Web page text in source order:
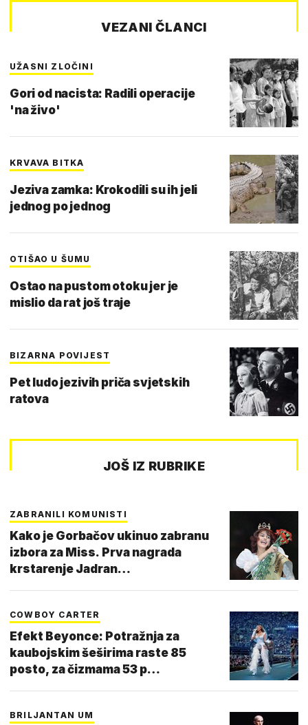
VEZANI ČLANCI
UŽASNI ZLOČINI
Gori od nacista: Radili operacije
'na živo'
KRVAVA BITKA
Jeziva zamka: Krokodili su ih jeli
jednog po jednog
OTIŠAO U ŠUMU
Ostao na pustom otoku jer je
mislio da rat još traje
BIZARNA POVIJEST
Pet ludo jezivih priča svjetskih
ratova
JOŠ IZ RUBRIKE
ZABRANILI KOMUNISTI
Kako je Gorbačov ukinuo zabranu
izbora za Miss. Prva nagrada
krstarenje Jadran…
COWBOY CARTER
Efekt Beyonce: Potražnja za
kaubojskim šeširima raste 85
posto, za čizmama 53 p…
BRILJANTAN UM